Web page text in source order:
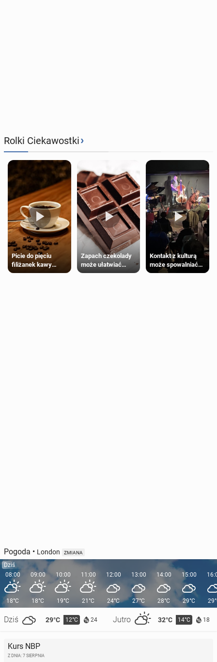
Rolki Ciekawostki›
Picie do pięciu
filiżanek kawy
dziennie jest
Zapach czekolady
może ułatwiać
trening siłowy
Kontakt z kulturą
może spowalniać
starzenie
Pogoda • London ZMIANA
Dziś
08:00
18°C
Dziś 29°C 12°C 24 Jutro 32°C 14°C 18
09:00
18°C
10:00
19°C
11:00
21°C
12:00
24°C
13:00
27°C
14:00
28°C
15:00
29°C
Kurs NBP
Z DNIA: 7 SIERPNIA